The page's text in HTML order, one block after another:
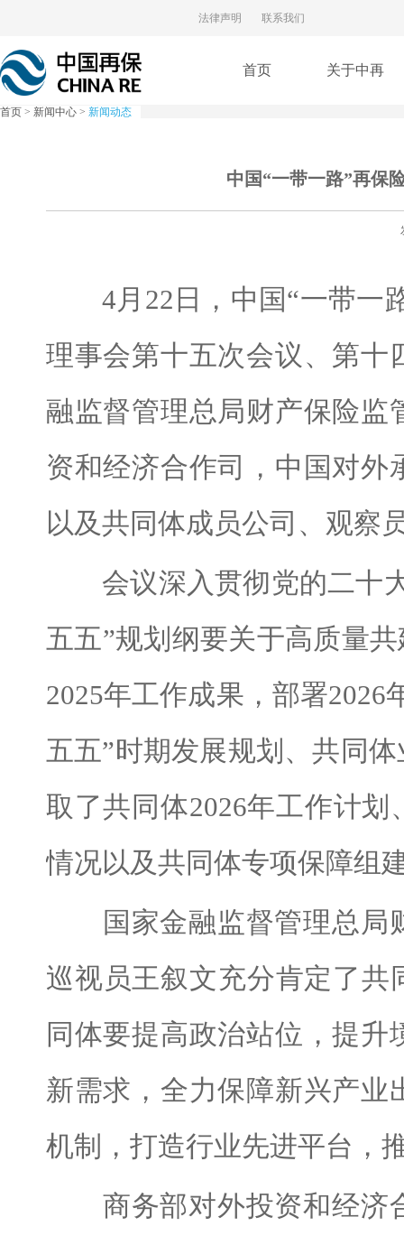
法律声明 联系我们
首页 关于中再
首页 > 新闻中心 > 新闻动态
中国“一带一路”再保
4月22日，中国“一带一路
理事会第十五次会议、第十
融监督管理总局财产保险监
资和经济合作司，中国对
以及共同体成员公司、观察
会议深入贯彻党的二十大
五五”规划纲要关于高质量
2025年工作成果，部署
五五”时期发展规划、共同
取了共同体2026年工作计划
情况以及共同体专项保障组
国家金融监督管理总局
巡视员王叙文充分肯定了共
同体要提高政治站位，提
新需求，全力保障新兴产业
机制，打造行业先进平台，
商务部对外投资和经济